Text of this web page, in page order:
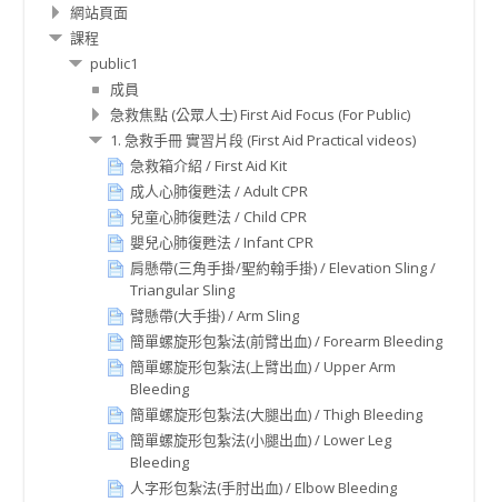
網站頁面
課程
public1
成員
急救焦點 (公眾人士) First Aid Focus (For Public)
1. 急救手冊 實習片段 (First Aid Practical videos)
急救箱介紹 / First Aid Kit
成人心肺復甦法 / Adult CPR
兒童心肺復甦法 / Child CPR
嬰兒心肺復甦法 / Infant CPR
肩懸帶(三角手掛/聖約翰手掛) / Elevation Sling /
Triangular Sling
臂懸帶(大手掛) / Arm Sling
簡單螺旋形包紮法(前臂出血) / Forearm Bleeding
簡單螺旋形包紮法(上臂出血) / Upper Arm
Bleeding
簡單螺旋形包紮法(大腿出血) / Thigh Bleeding
簡單螺旋形包紮法(小腿出血) / Lower Leg
Bleeding
人字形包紮法(手肘出血) / Elbow Bleeding